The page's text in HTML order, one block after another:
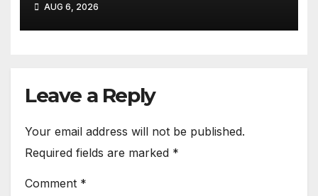
AUG 6, 2026
Leave a Reply
Your email address will not be published.
Required fields are marked *
Comment *